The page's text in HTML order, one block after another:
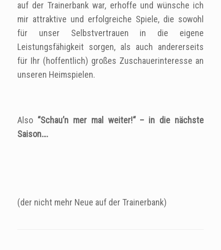
auf der Trainerbank war, erhoffe und wünsche ich
mir attraktive und erfolgreiche Spiele, die sowohl
für unser Selbstvertrauen in die eigene
Leistungsfähigkeit sorgen, als auch andererseits
für Ihr (hoffentlich) großes Zuschauerinteresse an
unseren Heimspielen.
Also “Schau’n mer mal weiter!“ – in die nächste
Saison….
(der nicht mehr Neue auf der Trainerbank)